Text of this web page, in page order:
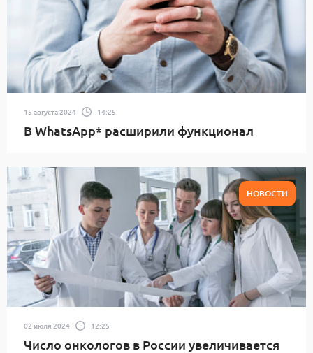
15 августа 2024 14:25
В WhatsApp* расширили функционал
НОВОСТИ
02 июля 2024 12:25
Число онкологов в России увеличивается